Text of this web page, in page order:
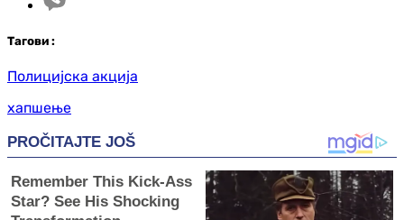
Тагови :
Полицијска акција
хапшење